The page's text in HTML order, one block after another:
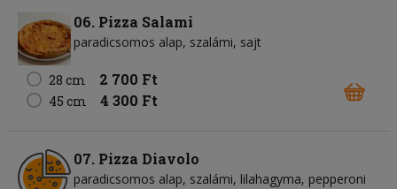
06. Pizza Salami
paradicsomos alap szalámi sajt
28 cm 2 700 Ft
45 cm 4 300 Ft
07. Pizza Diavolo
paradicsomos alap szalámi lilahagyma pepperoni